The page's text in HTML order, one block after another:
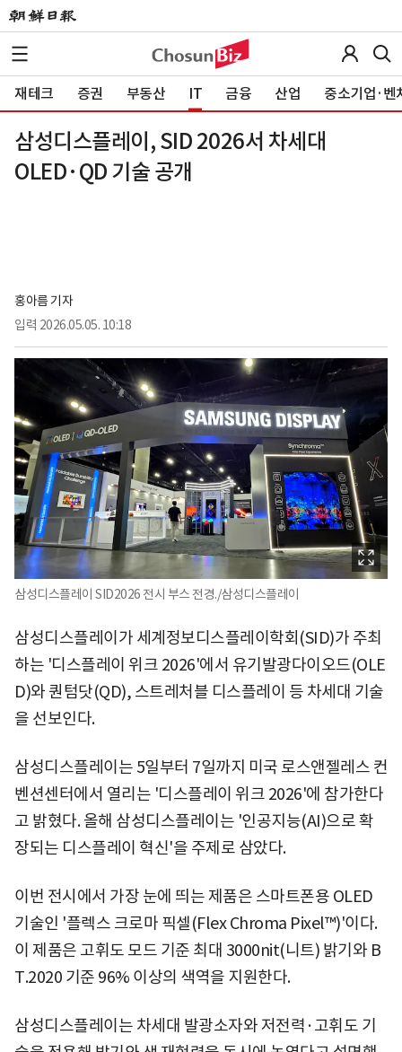
재테크 증권 부동산 IT 금융 산업 중소기업·벤
삼성디스플레이, SID 2026서 차세대
OLED·QD 기술 공개
홍아름 기자
입력 2026.05.05. 10:18
삼성디스플레이 SID2026 전시 부스 전경./삼성디스플레이
삼성디스플레이가 세계정보디스플레이학회(SID)가 주최
하는 '디스플레이 위크 2026'에서 유기발광다이오드(OLE
D)와 퀀텀닷(QD), 스트레처블 디스플레이 등 차세대 기술
을 선보인다.
삼성디스플레이는 5일부터 7일까지 미국 로스앤젤레스 컨
벤션센터에서 열리는 '디스플레이 위크 2026'에 참가한다
고 밝혔다. 올해 삼성디스플레이는 '인공지능(AI)으로 확
장되는 디스플레이 혁신'을 주제로 삼았다.
이번 전시에서 가장 눈에 띄는 제품은 스마트폰용 OLED
기술인 '플렉스 크로마 픽셀(Flex Chroma Pixel™)'이다.
이 제품은 고휘도 모드 기준 최대 3000nit(니트) 밝기와 B
T.2020 기준 96% 이상의 색역을 지원한다.
삼성디스플레이는 차세대 발광소자와 저전력·고휘도 기